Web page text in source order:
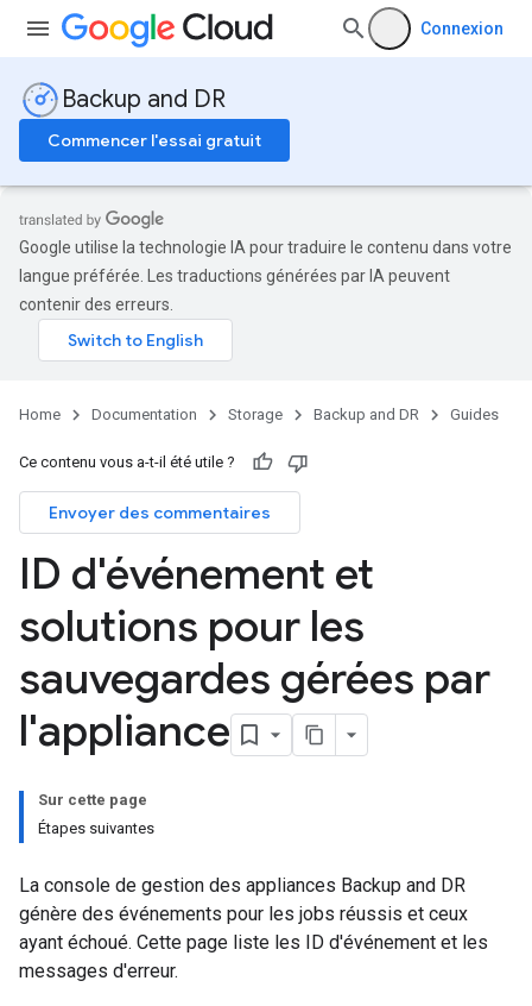
Connexion
Backup and DR
Commencer l'essai gratuit
Google utilise la technologie IA pour traduire le contenu dans votre
langue préférée. Les traductions générées par IA peuvent
contenir des erreurs.
Home Documentation Storage Backup and DR Guides
Ce contenu vous a-t-il été utile ?
Envoyer des commentaires
ID d'événement et
solutions pour les
sauvegardes gérées par
l'appliance
Sur cette page
Étapes suivantes
La console de gestion des appliances Backup and DR
génère des événements pour les jobs réussis et ceux
ayant échoué. Cette page liste les ID d'événement et les
messages d'erreur.